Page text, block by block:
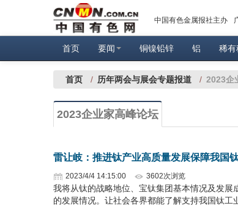
中国有色金属报社主办
首页 要闻 铜镍铅锌 铝 稀有
首页 / 历年两会与展会专题报道 / 2023企
2023企业家高峰论坛
雷让岐：推进钛产业高质量发展保障我国
2023/4/4 14:15:00 3602次浏览
我将从钛的战略地位、宝钛集团基本情况及发
的发展情况。让社会各界都能了解支持我国钛